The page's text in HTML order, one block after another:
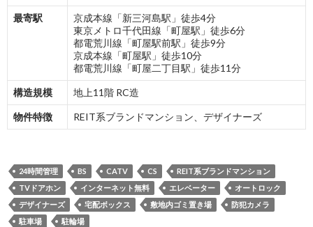
最寄駅
京成本線「新三河島駅」徒歩4分
東京メトロ千代田線「町屋駅」徒歩6分
都電荒川線「町屋駅前駅」徒歩9分
京成本線「町屋駅」徒歩10分
都電荒川線「町屋二丁目駅」徒歩11分
構造規模 地上11階 RC造
物件特徴 REIT系ブランドマンション、デザイナーズ
24時間管理 BS CATV CS
REIT系ブランドマンション
TVドアホン
インターネット無料 エレベーター
オートロック
デザイナーズ
宅配ボックス 敷地内ゴミ置き場
防犯カメラ
駐車場
駐輪場